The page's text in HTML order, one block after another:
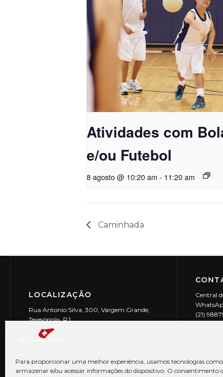
Para proporcionar uma melhor experiência, usamos tecnologias
armazenar e/ou acessar informações do dispositivo. O consentimento
Atividades com
e/ou Futebol
8 agosto @ 10:20 am - 11:20 am
Caminhada
LOCALIZAÇÃO
Rua Antonio Silva, 300, Vargem Grande,
Teresópolis, RJ
CEP: 25990-150
Central
(21)